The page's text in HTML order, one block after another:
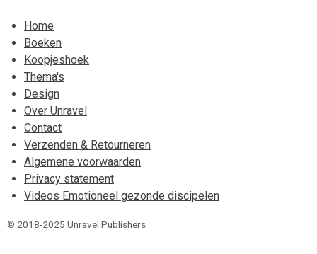
Home
Boeken
Koopjeshoek
Thema's
Design
Over Unravel
Contact
Verzenden & Retourneren
Algemene voorwaarden
Privacy statement
Videos Emotioneel gezonde discipelen
© 2018-2025 Unravel Publishers